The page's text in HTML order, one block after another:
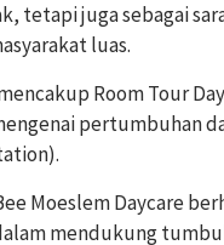
tetapi juga sebagai
luas.
Room Tour
pertumbuhan
Moeslem Daycare
mendukung